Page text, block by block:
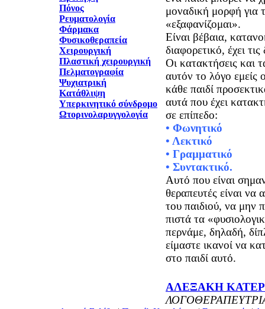
Πόνος
Ρευματολογία
Φάρμακα
Φυσικοθεραπεία
Χειρουργική
Πλαστική χειρουργική
Πελματογραφία
Ψυχιατρική
Κατάθλιψη
Υπερκινητικό σύνδρομο
Ωτορινολαρυγγολογία
μοναδική μορφή για
«εξαφανίζομαι».
Είναι βέβαια,
διαφορετικό, έχει
Οι κατακτήσεις και
αυτόν το λόγο εμείς
κάθε παιδί
αυτά που έχει
• Φωνητικό
• Λεκτικό
• Γραμματικό
• Συντακτικό.
Αυτό που είναι
θεραπευτές είναι να
του παιδιού, να μην
πιστά τα
περνάμε, δηλαδή,
είμαστε ικανοί να
στο παιδί αυτό.
ΑΛΕΞΑΚΗ